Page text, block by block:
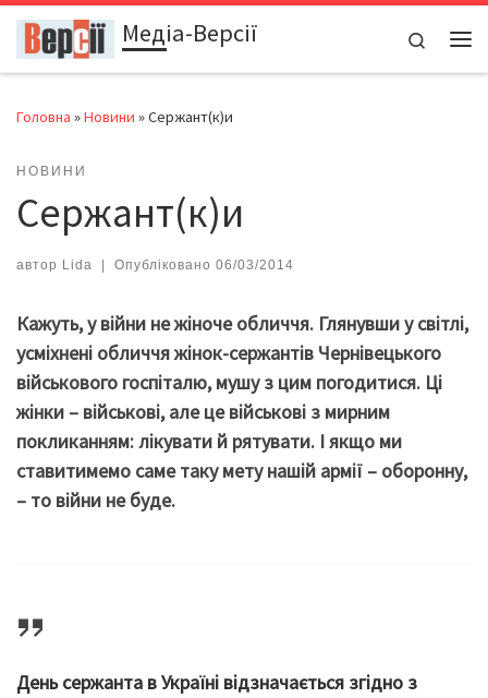
Перейти до вмістуМедіа-Версії
Search
Головна »Новини »Сержант(к)и
НОВИНИ
Сержант(к)и
автор Lida | Опубліковано 06/03/2014
Кажуть, у війни не жіноче обличчя. Глянувши у світлі,
усміхнені обличчя жінок-сержантів Чернівецького
військового госпіталю, мушу з цим погодитися. Ці
жінки – військові, але це військові з мирним
покликанням: лікувати й рятувати. І якщо ми
ставитимемо саме таку мету нашій армії – оборонну,
– то війни не буде.
День сержанта в Україні відзначається згідно з